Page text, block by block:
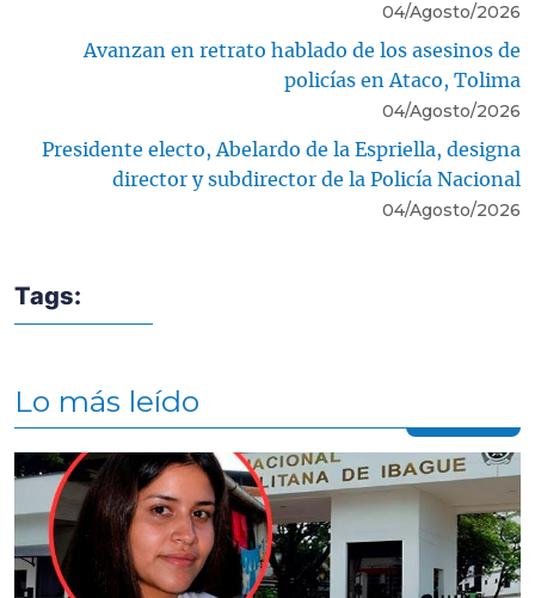
04/Agosto/2026
Avanzan en retrato hablado de los asesinos de
policías en Ataco, Tolima
04/Agosto/2026
Presidente electo, Abelardo de la Espriella, designa
director y subdirector de la Policía Nacional
04/Agosto/2026
Tags:
Lo más leído
Contenido multimedia principal